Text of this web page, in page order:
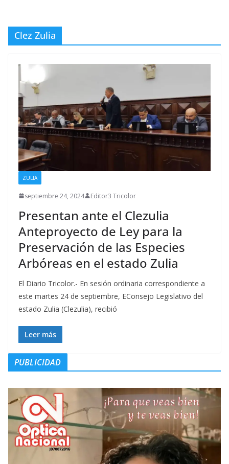
Clez Zulia
ZULIA
septiembre 24, 2024 Editor3 Tricolor
Presentan ante el Clezulia
Anteproyecto de Ley para la
Preservación de las Especies
Arbóreas en el estado Zulia
El Diario Tricolor.- En sesión ordinaria correspondiente a
este martes 24 de septiembre, EConsejo Legislativo del
estado Zulia (Clezulia), recibió
Leer más
PUBLICIDAD